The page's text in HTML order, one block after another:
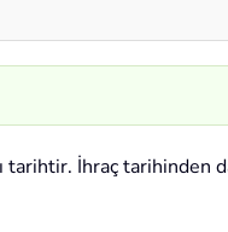
tarihtir. İhraç tarihinden